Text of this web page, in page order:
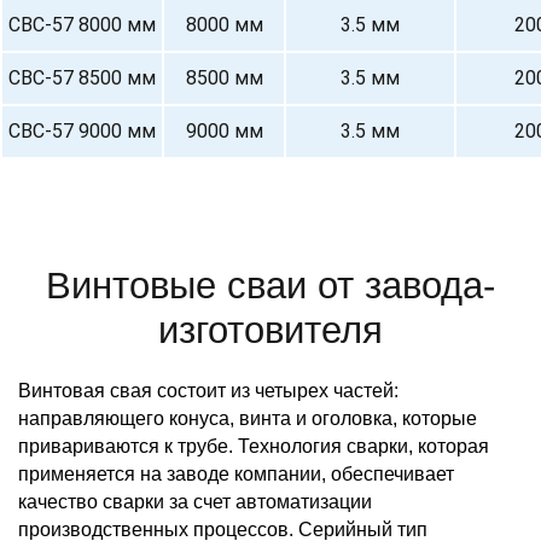
СВС-57 8000 мм 8000 мм 3.5 мм
СВС-57 8500 мм 8500 мм 3.5 мм
СВС-57 9000 мм 9000 мм 3.5 мм
Винтовые сваи от завода-
изготовителя
Винтовая свая состоит из четырех частей:
направляющего конуса, винта и оголовка, которые
привариваются к трубе. Технология сварки, которая
применяется на заводе компании, обеспечивает
качество сварки за счет автоматизации
производственных процессов. Серийный тип